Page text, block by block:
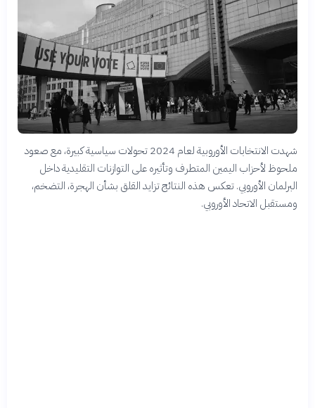
شهدت الانتخابات الأوروبية لعام 2024 تحولات سياسية كبيرة، مع صعود
ملحوظ لأحزاب اليمين المتطرف وتأثيره على التوازنات التقليدية داخل
البرلمان الأوروبي. تعكس هذه النتائج تزايد القلق بشأن الهجرة، التضخم،
ومستقبل الاتحاد الأوروبي.